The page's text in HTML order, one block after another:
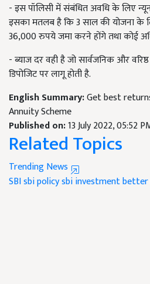
- इस पॉलिसी में संबंधित अवधि के लिए
इसका मतलब है कि 3 साल की योजना के
36,000 रुपये जमा करने होंगे तथा कोई
- ब्याज दर वही है जो सार्वजनिक और
डिपोजिट पर लागू होती है.
English Summary:Get best
Annuity Scheme
Published on:13 July 2022, 05:52
Related Topics
Trending News
SBIsbi policysbi investment